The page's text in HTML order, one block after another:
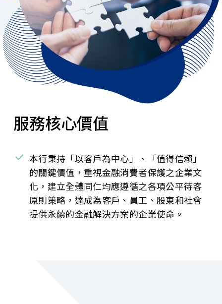
服務核心價值
本行秉持「以客戶為中心」、「值得信賴」
的關鍵價值，重視金融消費者保護之企業文
化，建立全體同仁均應遵循之各項公平待客
原則策略，達成為客戶、員工、股東和社會
提供永續的金融解決方案的企業使命。